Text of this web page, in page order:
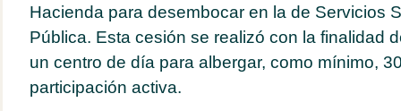
Hacienda para desembocar en la de Servicios
Pública. Esta cesión se realizó con la finalidad
un centro de día para albergar, como mínimo,
participación activa.